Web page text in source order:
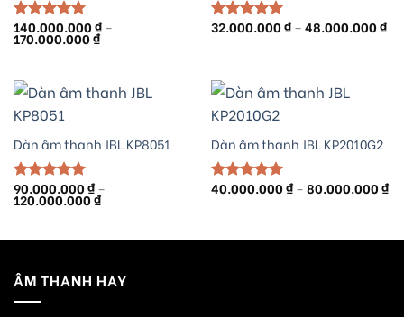
Được xếp
hạng5.00
140.000.000₫ –
170.000.000₫Khoảng
giá:
đến
170.000.000 ₫
Được xếp
32.000.000₫ – 48.000.000₫
Dàn âm thanh JBL KP8051
Được xếp
hạng5.00
90.000.000₫ –
120.000.000₫Khoảng
giá:
đến
Dàn âm thanh JBL KP2010G2
Được xếp
40.000.000₫ – 80.000.000₫
ÂM THANH HAY